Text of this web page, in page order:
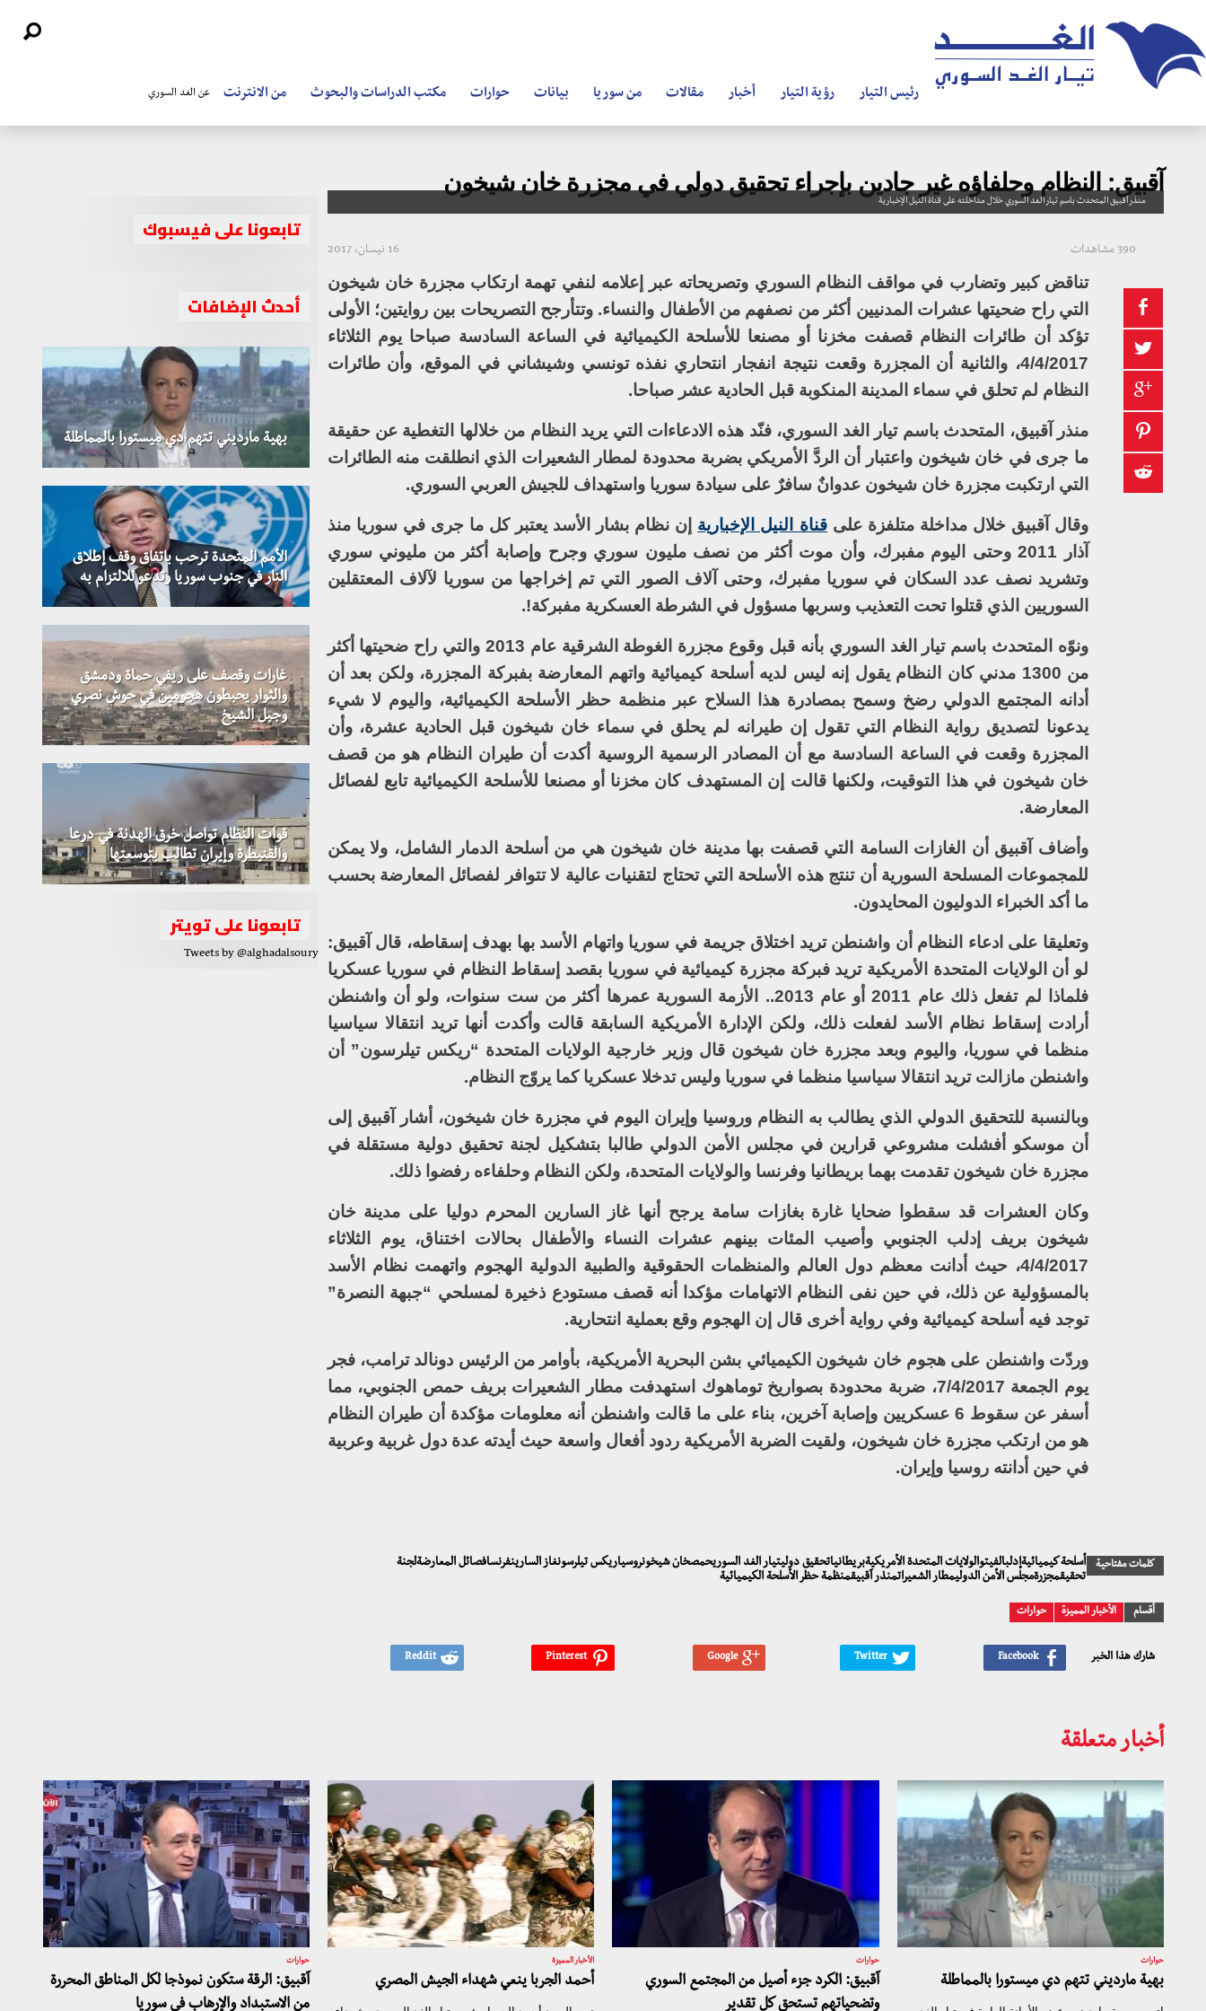
رئيس التيار رؤية التيار أخبار مقالات من سوريا بيانات حوارات مكتب الدراسات والبحوث من الانترنت عن الغد السوري
آقبيق: النظام وحلفاؤه غير جادين بإجراء تحقيق دولي في مجزرة خان شيخون
منذر آقبيق المتحدث باسم تيار الغد السوري خلال مداخلته على قناة النيل الإخبارية
16 نيسان، 2017 390 مشاهدات
تناقض كبير وتضارب في مواقف النظام السوري وتصريحاته عبر إعلامه لنفي تهمة ارتكاب مجزرة خان شيخون
التي راح ضحيتها عشرات المدنيين أكثر من نصفهم من الأطفال والنساء. وتتأرجح التصريحات بين روايتين؛ الأولى
تؤكد أن طائرات النظام قصفت مخزنا أو مصنعا للأسلحة الكيميائية في الساعة السادسة صباحا يوم الثلاثاء
4/4/2017، والثانية أن المجزرة وقعت نتيجة انفجار انتحاري نفذه تونسي وشيشاني في الموقع، وأن طائرات
النظام لم تحلق في سماء المدينة المنكوبة قبل الحادية عشر صباحا.
منذر آقبيق، المتحدث باسم تيار الغد السوري، فنّد هذه الادعاءات التي يريد النظام من خلالها التغطية عن حقيقة
ما جرى في خان شيخون واعتبار أن الردَّ الأمريكي بضربة محدودة لمطار الشعيرات الذي انطلقت منه الطائرات
التي ارتكبت مجزرة خان شيخون عدوانٌ سافرٌ على سيادة سوريا واستهداف للجيش العربي السوري.
وقال آقبيق خلال مداخلة متلفزة علىقناة النيل الإخبارية إن نظام بشار الأسد يعتبر كل ما جرى في سوريا منذ
آذار 2011 وحتى اليوم مفبرك، وأن موت أكثر من نصف مليون سوري وجرح وإصابة أكثر من مليوني سوري
وتشريد نصف عدد السكان في سوريا مفبرك، وحتى آلاف الصور التي تم إخراجها من سوريا لآلاف المعتقلين
السوريين الذي قتلوا تحت التعذيب وسربها مسؤول في الشرطة العسكرية مفبركة!.
ونوّه المتحدث باسم تيار الغد السوري بأنه قبل وقوع مجزرة الغوطة الشرقية عام 2013 والتي راح ضحيتها أكثر
من 1300 مدني كان النظام يقول إنه ليس لديه أسلحة كيميائية واتهم المعارضة بفبركة المجزرة، ولكن بعد أن
أدانه المجتمع الدولي رضخ وسمح بمصادرة هذا السلاح عبر منظمة حظر الأسلحة الكيميائية، واليوم لا شيء
يدعونا لتصديق رواية النظام التي تقول إن طيرانه لم يحلق في سماء خان شيخون قبل الحادية عشرة، وأن
المجزرة وقعت في الساعة السادسة مع أن المصادر الرسمية الروسية أكدت أن طيران النظام هو من قصف
خان شيخون في هذا التوقيت، ولكنها قالت إن المستهدف كان مخزنا أو مصنعا للأسلحة الكيميائية تابع لفصائل
المعارضة.
وأضاف آقبيق أن الغازات السامة التي قصفت بها مدينة خان شيخون هي من أسلحة الدمار الشامل، ولا يمكن
للمجموعات المسلحة السورية أن تنتج هذه الأسلحة التي تحتاج لتقنيات عالية لا تتوافر لفصائل المعارضة بحسب
ما أكد الخبراء الدوليون المحايدون.
وتعليقا على ادعاء النظام أن واشنطن تريد اختلاق جريمة في سوريا واتهام الأسد بها بهدف إسقاطه، قال آقبيق:
لو أن الولايات المتحدة الأمريكية تريد فبركة مجزرة كيميائية في سوريا بقصد إسقاط النظام في سوريا عسكريا
فلماذا لم تفعل ذلك عام 2011 أو عام 2013.. الأزمة السورية عمرها أكثر من ست سنوات، ولو أن واشنطن
أرادت إسقاط نظام الأسد لفعلت ذلك، ولكن الإدارة الأمريكية السابقة قالت وأكدت أنها تريد انتقالا سياسيا
منظما في سوريا، واليوم وبعد مجزرة خان شيخون قال وزير خارجية الولايات المتحدة “ريكس تيلرسون” أن
واشنطن مازالت تريد انتقالا سياسيا منظما في سوريا وليس تدخلا عسكريا كما يروّج النظام.
وبالنسبة للتحقيق الدولي الذي يطالب به النظام وروسيا وإيران اليوم في مجزرة خان شيخون، أشار آقبيق إلى
أن موسكو أفشلت مشروعي قرارين في مجلس الأمن الدولي طالبا بتشكيل لجنة تحقيق دولية مستقلة في
مجزرة خان شيخون تقدمت بهما بريطانيا وفرنسا والولايات المتحدة، ولكن النظام وحلفاءه رفضوا ذلك.
وكان العشرات قد سقطوا ضحايا غارة بغازات سامة يرجح أنها غاز السارين المحرم دوليا على مدينة خان
شيخون بريف إدلب الجنوبي وأصيب المئات بينهم عشرات النساء والأطفال بحالات اختناق، يوم الثلاثاء
4/4/2017، حيث أدانت معظم دول العالم والمنظمات الحقوقية والطبية الدولية الهجوم واتهمت نظام الأسد
بالمسؤولية عن ذلك، في حين نفى النظام الاتهامات مؤكدا أنه قصف مستودع ذخيرة لمسلحي “جبهة النصرة”
توجد فيه أسلحة كيميائية وفي رواية أخرى قال إن الهجوم وقع بعملية انتحارية.
وردّت واشنطن على هجوم خان شيخون الكيميائي بشن البحرية الأمريكية، بأوامر من الرئيس دونالد ترامب، فجر
يوم الجمعة 7/4/2017، ضربة محدودة بصواريخ توماهوك استهدفت مطار الشعيرات بريف حمص الجنوبي، مما
أسفر عن سقوط 6 عسكريين وإصابة آخرين، بناء على ما قالت واشنطن أنه معلومات مؤكدة أن طيران النظام
هو من ارتكب مجزرة خان شيخون، ولقيت الضربة الأمريكية ردود أفعال واسعة حيث أيدته عدة دول غربية وعربية
في حين أدانته روسيا وإيران.
كلمات مفتاحية
أسلحة كيميائيةإدلبالفيتوالولايات المتحدة الأمريكيةبريطانياتحقيق دوليتيار الغد السوريحمصخان شيخونروسياريكس تيلرسونغاز السارينفرنسافصائل المعارضةلجنة
تحقيقمجزرةمجلس الأمن الدوليمطار الشعيراتمنذر آقبيقمنظمة حظر الأسلحة الكيميائية
أقسام الأخبار المميزة حوارات
شارك هذا الخبر
تابعونا على فيسبوك
أحدث الإضافات
بهية مارديني تتهم دي ميستورا بالمماطلة
الأمم المتحدة ترحب باتفاق وقف إطلاق
النار في جنوب سوريا وتدعو للالتزام به
غارات وقصف على ريفي حماة ودمشق
والثوار يحبطون هجومين في حوش نصري
وجبل الشيخ
قوات النظام تواصل خرق الهدنة في درعا
والقنيطرة وإيران تطالب بتوسعتها
تابعونا على تويتر
Tweets by @alghadalsoury
أخبار متعلقة
حوارات
بهية مارديني تتهم دي ميستورا بالمماطلة
حوارات
آقبيق: الكرد جزء أصيل من المجتمع السوري
وتضحياتهم تستحق كل تقدير
الأخبار المميزة
أحمد الجربا ينعي شهداء الجيش المصري
حوارات
آقبيق: الرقة ستكون نموذجا لكل المناطق المحررة
من الاستبداد والإرهاب في سوريا